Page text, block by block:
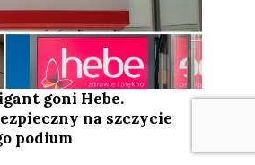
goni Hebe.
na szczycie
podium